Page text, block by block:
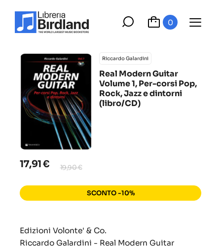
0
Riccardo Galardini
Real Modern Guitar
Volume 1, Per-corsi Pop,
Rock, Jazz e dintorni
(libro/CD)
17,91 € 19,90 €
SCONTO -10%
Edizioni Volonte' & Co.
Riccardo Galardini - Real Modern Guitar